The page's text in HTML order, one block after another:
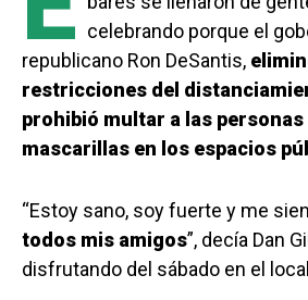
celebrando porque el
republicano Ron DeSantis,
restricciones del
prohibió multar a las personas
mascarillas en los espacios
“Estoy sano, soy fuerte y me
todos mis amigos”, decía Dan
disfrutando del sábado en el